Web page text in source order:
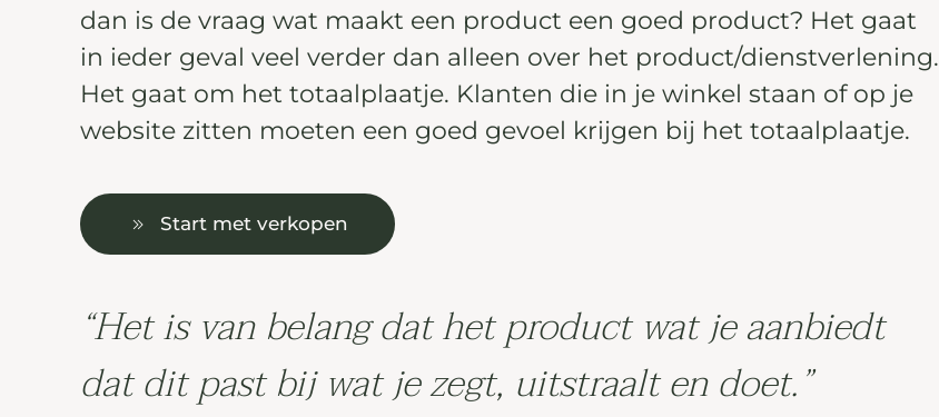
dan is de vraag wat maakt een product een goed product? Het gaat
in ieder geval veel verder dan alleen over het product/dienstverlening.
Het gaat om het totaalplaatje. Klanten die in je winkel staan of op je
website zitten moeten een goed gevoel krijgen bij het totaalplaatje.
Start met verkopen
“Het is van belang dat het product wat je aanbiedt
dat dit past bij wat je zegt, uitstraalt en doet.”